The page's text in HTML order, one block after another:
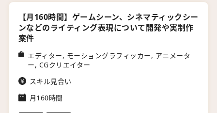
【月160時間】ゲームシーン、シネマティックシー
ンなどのライティング表現について開発や実制作
案件
エディター, モーショングラフィッカー, アニメータ
ー, CGクリエイター
スキル見合い
月160時間